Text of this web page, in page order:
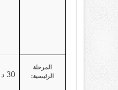
المرحلة
الرئيسية:
30 د